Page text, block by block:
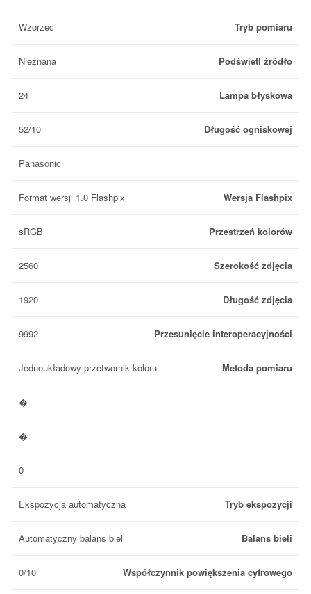
Tryb pomiaru
Wzorzec
Podświetl źródło
Nieznana
Lampa błyskowa
24
Długość ogniskowej
52/10
Panasonic
Wersja Flashpix
Format wersji 1.0 Flashpix
Przestrzeń kolorów
sRGB
Szerokość zdjęcia
2560
Długość zdjęcia
1920
Przesunięcie interoperacyjności
9992
Metoda pomiaru
Jednoukładowy przetwornik koloru
�
�
0
Tryb ekspozycji
Ekspozycja automatyczna
Balans bieli
Automatyczny balans bieli
Współczynnik powiększenia cyfrowego
0/10